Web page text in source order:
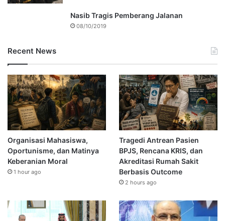
Nasib Tragis Pemberang Jalanan
08/10/2019
Recent News
Organisasi Mahasiswa,
Oportunisme, dan Matinya
Keberanian Moral
1 hour ago
Tragedi Antrean Pasien
BPJS, Rencana KRIS, dan
Akreditasi Rumah Sakit
Berbasis Outcome
2 hours ago